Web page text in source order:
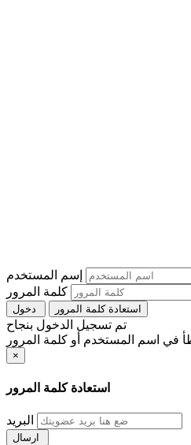
إسم المستخدم
كلمة المرور
استعادة كلمة المرور
تم تسجيل الدخول بنجاح
×
استعادة كلمة المرور
البريد